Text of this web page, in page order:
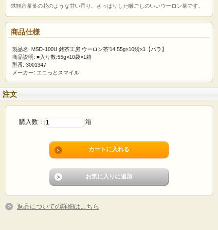
鉄観音茶葉の花のような甘い香り。さっぱりした喉ごしのいいウーロン茶です。
商品仕様
製品名: MSD-100U 銘茶工房 ウーロン茶'14 55g×10袋×1【バラ】
商品説明: ■入り数:55g×10袋×1箱
型番: 3001347
メーカー: エコっとスマイル
注文
購入数： 箱
返品についての詳細はこちら